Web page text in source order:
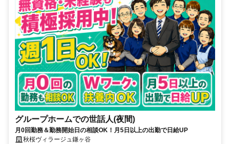
グループホームでの世話人(夜間)
月0回勤務＆勤務開始日の相談OK！月5日以上の出勤で日給UP
秋桜ヴィラージュ鎌ヶ谷